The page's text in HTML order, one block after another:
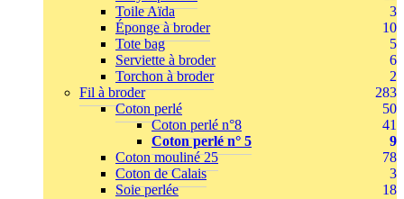
Toile Aïda
3
Éponge à broder
10
Tote bag
5
Serviette à broder
6
Torchon à broder
2
Fil à broder
283
Coton perlé
50
Coton perlé n°8
41
Coton perlé n° 5
9
Coton mouliné 25
78
Coton de Calais
3
Soie perlée
18